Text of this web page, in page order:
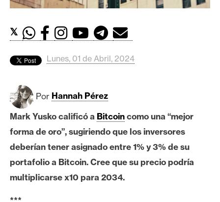
o
i
c
o
i
n
𝕏
Lunes, 01 de Abril, 2024
Por Hannah Pérez
Mark Yusko calificó a Bitcoincomo una “mejor
forma de oro”, sugiriendo que los inversores
deberían tener asignado entre 1% y 3% de su
portafolio a Bitcoin. Cree que su precio podría
multiplicarse x10 para 2034.